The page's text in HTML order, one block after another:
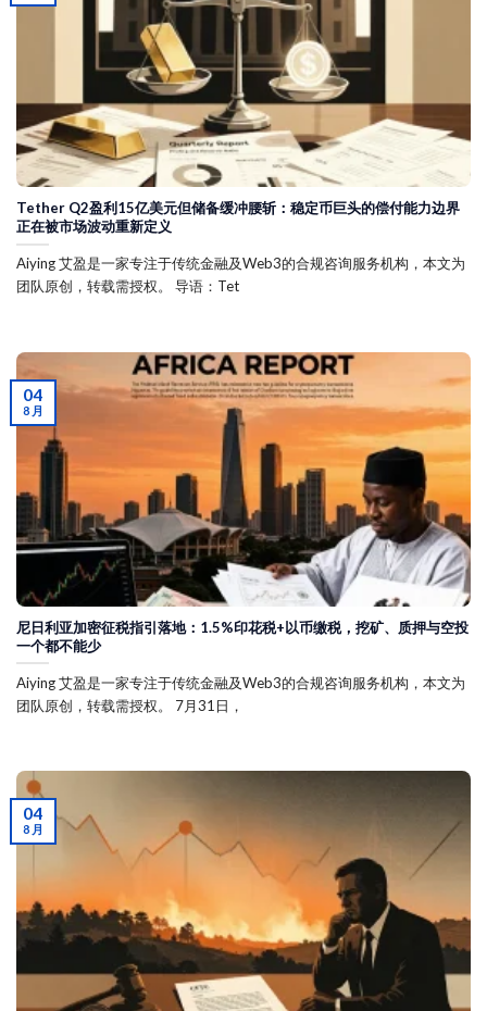
Tether Q2盈利15亿美元但储备缓冲腰斩：稳定币巨头的偿付能力边界
正在被市场波动重新定义
Aiying 艾盈是一家专注于传统金融及Web3的合规咨询服务机构，本文为
团队原创，转载需授权。 导语：Tet
尼日利亚加密征税指引落地：1.5%印花税+以币缴税，挖矿、质押与空投
一个都不能少
Aiying 艾盈是一家专注于传统金融及Web3的合规咨询服务机构，本文为
团队原创，转载需授权。 7月31日，
04
8 月
04
8 月